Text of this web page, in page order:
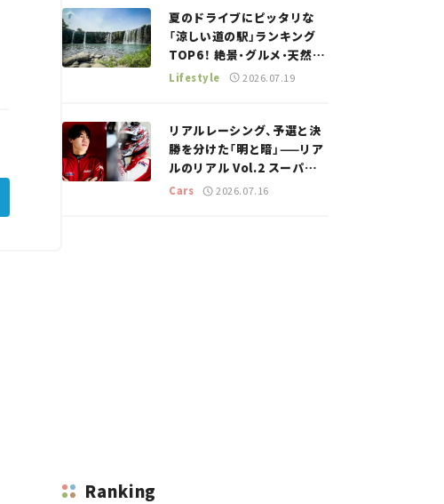
夏のドライブにピッタリな
「涼しい道の駅」ランキング
TOP6！ 絶景・グルメ・天然ク
ーラーなど、避暑におすすめ
Lifestyle 2026.07.19
リアルレーシング、予選と決
勝を分けた「明と暗」——リア
ルのリアル Vol.2 スーパー
GT 2026開幕戦 岡山国際サ
Cars 2026.07.16
Ranking